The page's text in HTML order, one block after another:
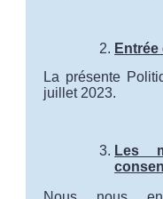
La présente
juillet 2023.
Les